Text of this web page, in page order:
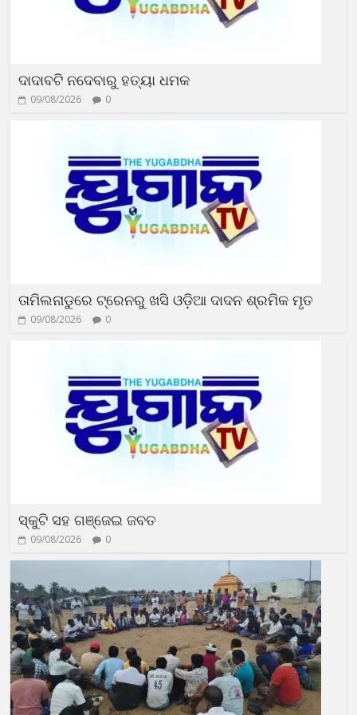
ଦାଦାବଟି ନଦେବାରୁ ହତ୍ୟା ଧମକ
09/08/2026 0
ତାମିଲନାଡୁରେ ଟ୍ରେନରୁ ଖସି ଓଡ଼ିଆ ଦାଦନ ଶ୍ରମିକ ମୃତ
09/08/2026 0
ସ୍କୁଟି ସହ ଗଞ୍ଜେଇ ଜବତ
09/08/2026 0